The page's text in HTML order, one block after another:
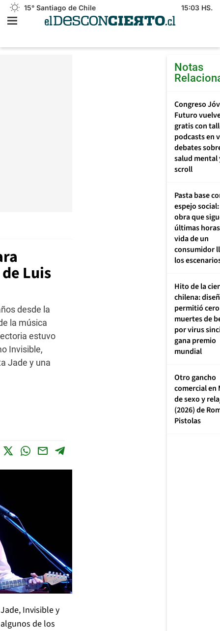
15° Santiago de Chile 15:03 HS.
Luis
desde la
la música
estuvo
Invisible,
Jade y una
Invisible y
de los
Notas
Congreso
Futuro
gratis con
podcasts en
debates
salud mental
scroll
Pasta base
espejo
obra que
últimas
vida de un
consumidor
los
Hito de la
chilena:
permitió cero
muertes de
por virus
gana premio
mundial
Otro gancho
comercial en
de sexo y
(2026) de
Pistolas